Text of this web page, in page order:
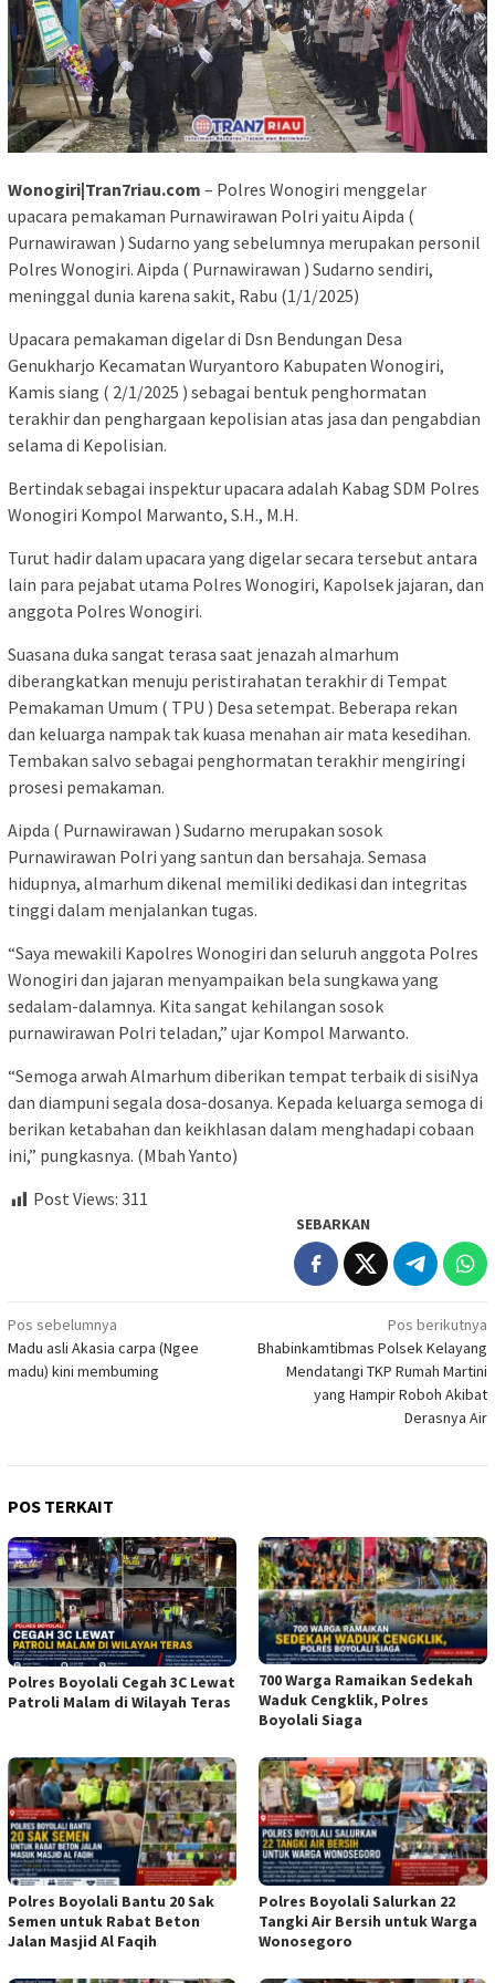
Wonogiri|Tran7riau.com – Polres Wonogiri menggelar
upacara pemakaman Purnawirawan Polri yaitu Aipda (
Purnawirawan ) Sudarno yang sebelumnya merupakan personil
Polres Wonogiri. Aipda ( Purnawirawan ) Sudarno sendiri,
meninggal dunia karena sakit, Rabu (1/1/2025)
Upacara pemakaman digelar di Dsn Bendungan Desa
Genukharjo Kecamatan Wuryantoro Kabupaten Wonogiri,
Kamis siang ( 2/1/2025 ) sebagai bentuk penghormatan
terakhir dan penghargaan kepolisian atas jasa dan pengabdian
selama di Kepolisian.
Bertindak sebagai inspektur upacara adalah Kabag SDM Polres
Wonogiri Kompol Marwanto, S.H., M.H.
Turut hadir dalam upacara yang digelar secara tersebut antara
lain para pejabat utama Polres Wonogiri, Kapolsek jajaran, dan
anggota Polres Wonogiri.
Suasana duka sangat terasa saat jenazah almarhum
diberangkatkan menuju peristirahatan terakhir di Tempat
Pemakaman Umum ( TPU ) Desa setempat. Beberapa rekan
dan keluarga nampak tak kuasa menahan air mata kesedihan.
Tembakan salvo sebagai penghormatan terakhir mengiringi
prosesi pemakaman.
Aipda ( Purnawirawan ) Sudarno merupakan sosok
Purnawirawan Polri yang santun dan bersahaja. Semasa
hidupnya, almarhum dikenal memiliki dedikasi dan integritas
tinggi dalam menjalankan tugas.
“Saya mewakili Kapolres Wonogiri dan seluruh anggota Polres
Wonogiri dan jajaran menyampaikan bela sungkawa yang
sedalam-dalamnya. Kita sangat kehilangan sosok
purnawirawan Polri teladan,” ujar Kompol Marwanto.
“Semoga arwah Almarhum diberikan tempat terbaik di sisiNya
dan diampuni segala dosa-dosanya. Kepada keluarga semoga di
berikan ketabahan dan keikhlasan dalam menghadapi cobaan
ini,” pungkasnya. (Mbah Yanto)
Post Views: 311
SEBARKAN
Navigasi
pos
Pos sebelumnya
Madu asli Akasia carpa (Ngee
madu) kini membuming
Pos berikutnya
Bhabinkamtibmas Polsek Kelayang
Mendatangi TKP Rumah Martini
yang Hampir Roboh Akibat
Derasnya Air
POS TERKAIT
Polres Boyolali Cegah 3C Lewat
Patroli Malam di Wilayah Teras
700 Warga Ramaikan Sedekah
Waduk Cengklik, Polres
Boyolali Siaga
Polres Boyolali Bantu 20 Sak
Semen untuk Rabat Beton
Jalan Masjid Al Faqih
Polres Boyolali Salurkan 22
Tangki Air Bersih untuk Warga
Wonosegoro